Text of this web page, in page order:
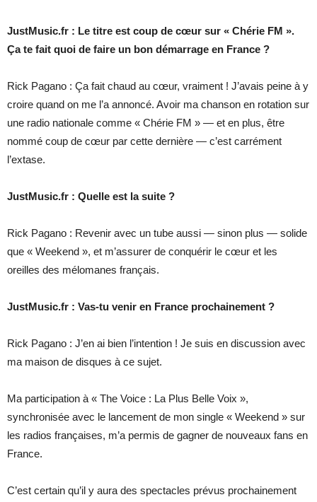
JustMusic.fr : Le titre est coup de cœur sur « Chérie FM ».
Ça te fait quoi de faire un bon démarrage en France ?
Rick Pagano : Ça fait chaud au cœur, vraiment ! J’avais peine à y
croire quand on me l’a annoncé. Avoir ma chanson en rotation sur
une radio nationale comme « Chérie FM » — et en plus, être
nommé coup de cœur par cette dernière — c’est carrément
l’extase.
JustMusic.fr : Quelle est la suite ?
Rick Pagano : Revenir avec un tube aussi — sinon plus — solide
que « Weekend », et m’assurer de conquérir le cœur et les
oreilles des mélomanes français.
JustMusic.fr : Vas-tu venir en France prochainement ?
Rick Pagano : J’en ai bien l’intention ! Je suis en discussion avec
ma maison de disques à ce sujet.
Ma participation à « The Voice : La Plus Belle Voix »,
synchronisée avec le lancement de mon single « Weekend » sur
les radios françaises, m’a permis de gagner de nouveaux fans en
France.
C’est certain qu’il y aura des spectacles prévus prochainement